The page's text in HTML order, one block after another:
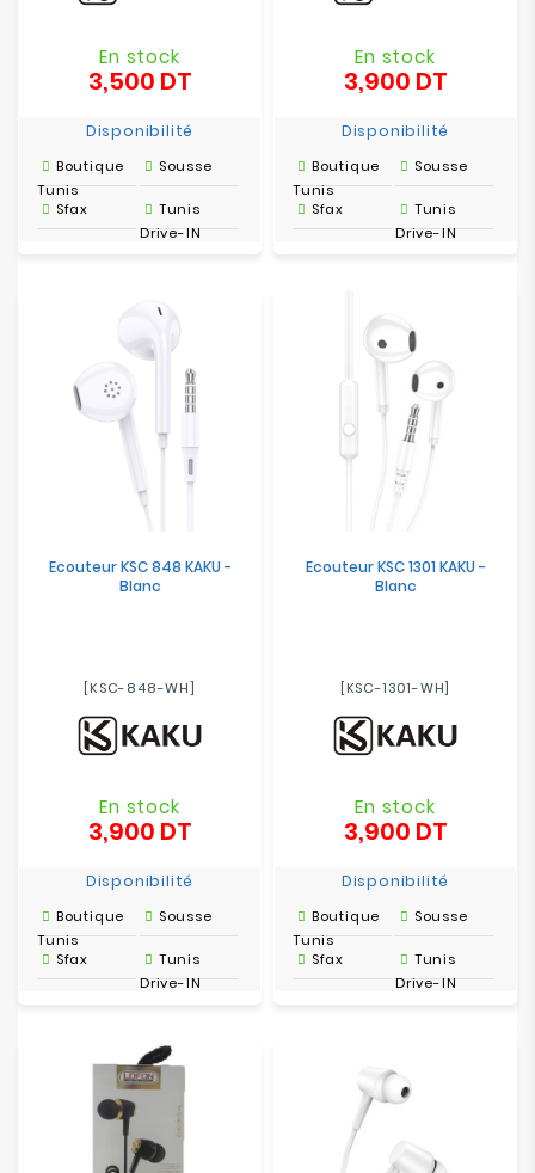
En stock
3,500 DTPrix
Disponibilité
Boutique
Tunis
Sousse
Sfax
Tunis
Drive-IN
En stock
3,900 DTPrix
Disponibilité
Boutique
Tunis
Sousse
Sfax
Tunis
Drive-IN
Ecouteur KSC 848 KAKU -
Blanc
[KSC-848-WH]
En stock
3,900 DTPrix
Disponibilité
Boutique
Tunis
Sousse
Sfax
Tunis
Drive-IN
Ecouteur KSC 1301 KAKU -
Blanc
[KSC-1301-WH]
En stock
3,900 DTPrix
Disponibilité
Boutique
Tunis
Sousse
Sfax
Tunis
Drive-IN